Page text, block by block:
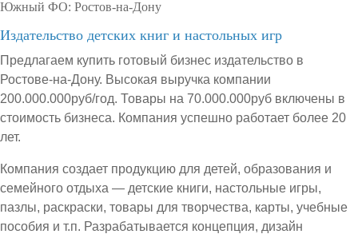
Южный ФО: Ростов-на-Дону
Издательство детских книг и настольных игр
Предлагаем купить готовый бизнес издательство в
Ростове-на-Дону. Высокая выручка компании
200.000.000руб/год. Товары на 70.000.000руб включены в
стоимость бизнеса. Компания успешно работает более 20
лет.
Компания создает продукцию для детей, образования и
семейного отдыха — детские книги, настольные игры,
пазлы, раскраски, товары для творчества, карты, учебные
пособия и т.п. Разрабатывается концепция, дизайн